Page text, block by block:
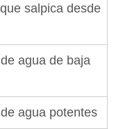
salpica desde
agua de baja
agua potentes